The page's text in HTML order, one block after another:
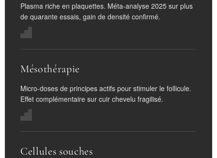
Plasma riche en plaquettes. Méta-analyse 2025 sur plus
de quarante essais, gain de densité confirmé.
Mésothérapie
Micro-doses de principes actifs pour stimuler le follicule.
Effet complémentaire sur cuir chevelu fragilisé.
Cellules souches